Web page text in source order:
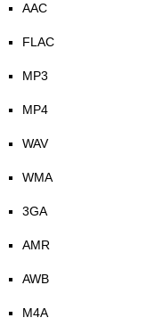
AAC
FLAC
MP3
MP4
WAV
WMA
3GA
AMR
AWB
M4A